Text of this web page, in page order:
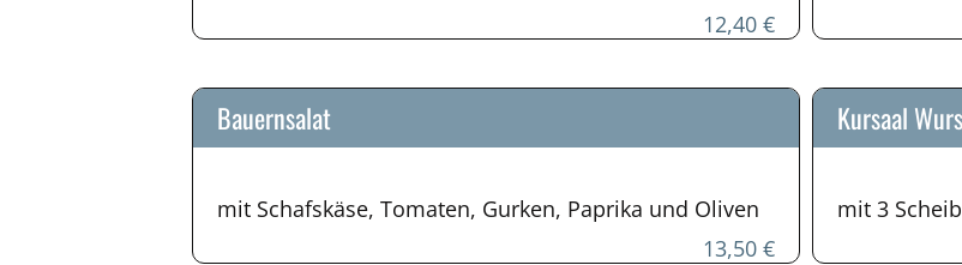
12,40 €
Bauernsalat
mit Schafskäse, Tomaten, Gurken, Paprika und Oliven
13,50 €
Kursaal
mit 3